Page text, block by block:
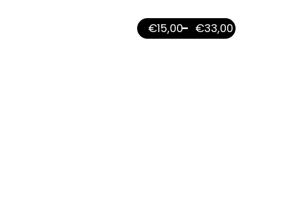
€15,00– €33,00